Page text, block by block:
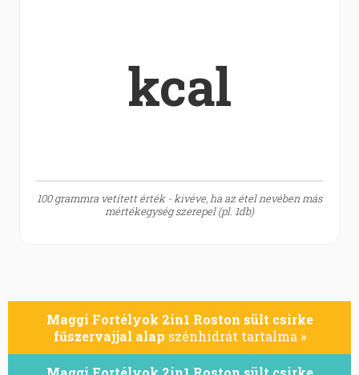
kcal
100 grammra vetített érték - kivéve, ha az étel nevében más
mértékegység szerepel (pl. 1db)
Maggi Fortélyok 2in1 Roston sült csirke
fűszervajjal alap szénhidrát tartalma »